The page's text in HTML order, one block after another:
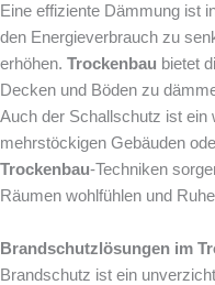
Eine effiziente Dämmung ist
den Energieverbrauch zu
erhöhen. Trockenbau bietet
Decken und Böden zu
Auch der Schallschutz ist ein
mehrstöckigen Gebäuden
Trockenbau-Techniken
Räumen wohlfühlen und
Brandschutzlösungen im
Brandschutz ist ein